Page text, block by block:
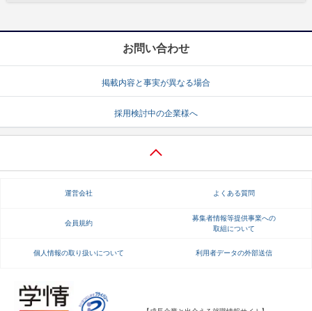
お問い合わせ
掲載内容と事実が異なる場合
採用検討中の企業様へ
運営会社 よくある質問
会員規約
募集者情報等提供事業への
取組について
個人情報の取り扱いについて 利用者データの外部送信